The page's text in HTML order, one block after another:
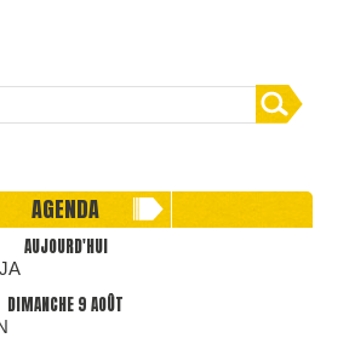
AGENDA
AUJOURD'HUI
DIMANCHE 9 AOÛT